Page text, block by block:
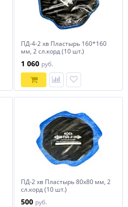
ПД-4-2 хв Пластырь 160*160
мм, 2 сл.корд (10 шт.)
1 060 руб.
ПД-2 хв Пластырь 80х80 мм, 2
сл.корд (10 шт.)
500 руб.